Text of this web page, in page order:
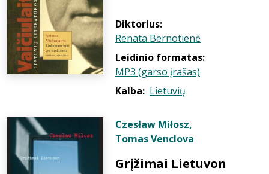
Diktorius:
Renata Bernotienė
Leidinio formatas:
MP3 (garso įrašas)
Kalba: Lietuvių
Czesław Miłosz,
Tomas Venclova
Grįžimai Lietuvon